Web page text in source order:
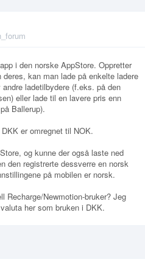
i den norske AppStore. Oppretter
kan man lade på enkelte ladere
ladetilbydere (f.eks. på den
eller lade til en lavere pris enn
Ballerup).
er omregnet til NOK.
og kunne der også laste ned
den registrerte dessverre en norsk
på mobilen er norsk.
Recharge/Newmotion-bruker? Jeg
her som bruken i DKK.